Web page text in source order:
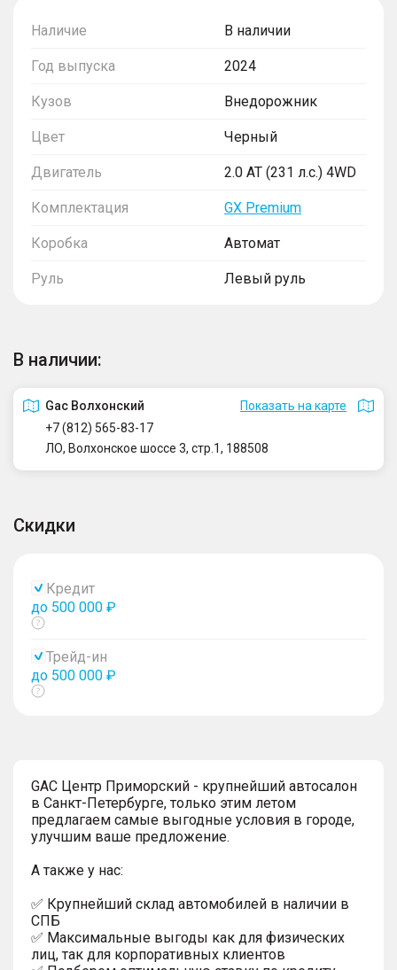
Наличие В наличии
Год выпуска 2024
Кузов Внедорожник
Цвет Черный
Двигатель 2.0 AT (231 л.с.) 4WD
Комплектация GX Premium
Коробка Автомат
Руль Левый руль
В наличии:
Gac Волхонский
Показать на карте
+7 (812) 565-83-17
ЛО, Волхонское шоссе 3, стр.1, 188508
Скидки
Кредит
до 500 000 ₽
Показать
Трейд-ин
до 500 000 ₽
Показать
GAC Центр Приморский - крупнейший автосалон
в Санкт-Петербурге, только этим летом
предлагаем самые выгодные условия в городе,
улучшим ваше предложение.
А также у нас:
✅ Крупнейший склад автомобилей в наличии в
СПБ
✅ Максимальные выгоды как для физических
лиц, так для корпоративных клиентов